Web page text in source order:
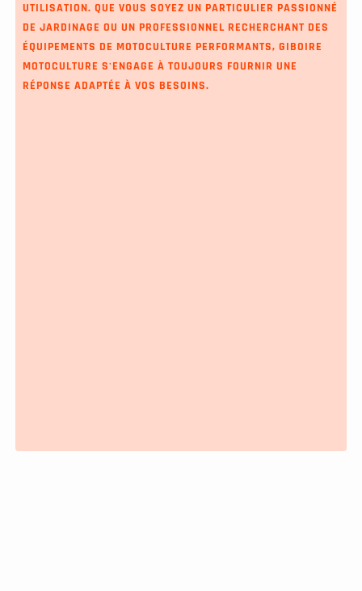
UTILISATION. QUE VOUS SOYEZ UN PARTICULIER PASSIONNÉ
DE JARDINAGE OU UN PROFESSIONNEL RECHERCHANT DES
ÉQUIPEMENTS DE MOTOCULTURE PERFORMANTS, GIBOIRE
MOTOCULTURE S'ENGAGE À TOUJOURS FOURNIR UNE
RÉPONSE ADAPTÉE À VOS BESOINS.